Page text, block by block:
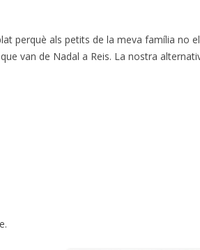
perquè als petits de la meva família no
van de Nadal a Reis. La nostra